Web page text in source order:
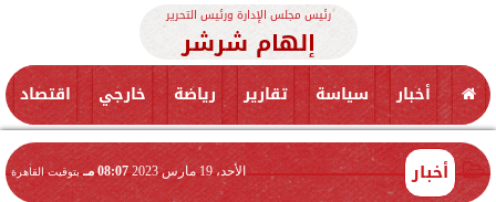
رئيس مجلس الإدارة ورئيس التحرير
إلهام شرشر
أخبار سياسة تقارير رياضة خارجي اقتصاد
أخبار الأحد، 19 مارس 2023 08:07 مـ بتوقيت القاهرة